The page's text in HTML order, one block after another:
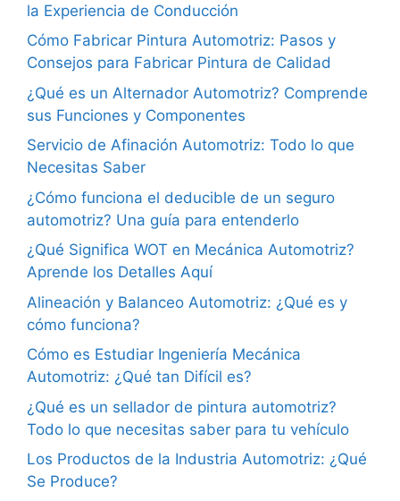
la Experiencia de Conducción
Cómo Fabricar Pintura Automotriz: Pasos y
Consejos para Fabricar Pintura de Calidad
¿Qué es un Alternador Automotriz? Comprende
sus Funciones y Componentes
Servicio de Afinación Automotriz: Todo lo que
Necesitas Saber
¿Cómo funciona el deducible de un seguro
automotriz? Una guía para entenderlo
¿Qué Significa WOT en Mecánica Automotriz?
Aprende los Detalles Aquí
Alineación y Balanceo Automotriz: ¿Qué es y
cómo funciona?
Cómo es Estudiar Ingeniería Mecánica
Automotriz: ¿Qué tan Difícil es?
¿Qué es un sellador de pintura automotriz?
Todo lo que necesitas saber para tu vehículo
Los Productos de la Industria Automotriz: ¿Qué
Se Produce?